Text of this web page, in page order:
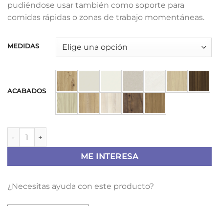
pudiéndose usar también como soporte para
comidas rápidas o zonas de trabajo momentáneas.
MEDIDAS
ACABADOS
Mesa de centro Cilie cantidad
ME INTERESA
¿Necesitas ayuda con este producto?